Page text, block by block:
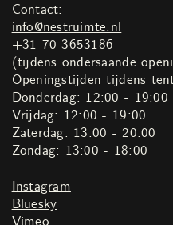
Contact:
info@nestruimte.nl
+31 70 3653186
(tijdens ondersaande
Openingstijden tijdens
Donderdag: 12:00 - 19:00
Vrijdag: 12:00 - 19:00
Zaterdag: 13:00 - 20:00
Zondag: 13:00 - 18:00
Instagram
Bluesky